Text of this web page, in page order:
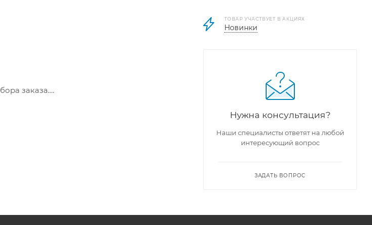
заказа.
для «быстрого» ужина. Их можно
ТОВАР УЧАСТВУЕТ В АКЦИЯХ
Новинки
Нужна консультация?
Наши специалисты ответят на любой
интересующий вопрос
ЗАДАТЬ ВОПРОС